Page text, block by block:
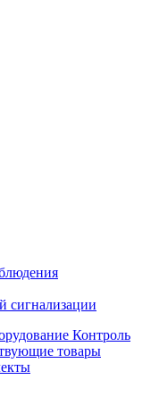
сигнализации
Контроль
товары